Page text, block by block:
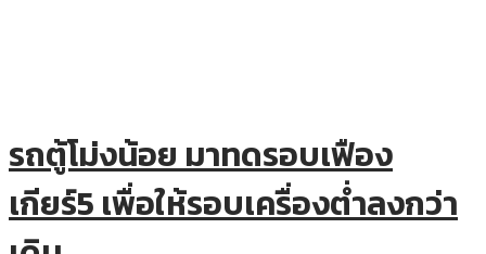
รถตู้โม่งน้อย มาทดรอบเฟือง
เกียร์5 เพื่อให้รอบเครื่องต่ำลงกว่า